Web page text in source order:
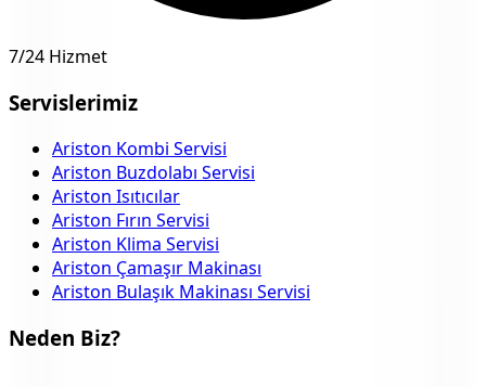
7/24 Hizmet
Servislerimiz
Ariston Kombi Servisi
Ariston Buzdolabı Servisi
Ariston Isıtıcılar
Ariston Fırın Servisi
Ariston Klima Servisi
Ariston Çamaşır Makinası
Ariston Bulaşık Makinası Servisi
Neden Biz?